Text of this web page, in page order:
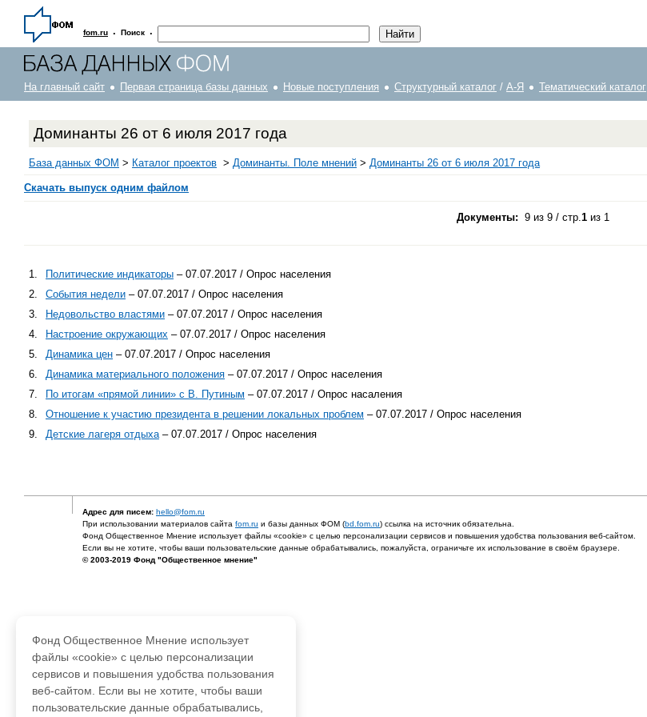
fom.ru · Поиск ·
На главный сайт Первая страница базы данных Новые поступления Структурный каталог / А-Я Тематический каталог
Доминанты 26 от 6 июля 2017 года
База данных ФОМ > Каталог проектов > Доминанты. Поле мнений > Доминанты 26 от 6 июля 2017 года
Скачать выпуск одним файлом
Документы: 9 из 9 / стр. 1из 1
1. Политические индикаторы – 07.07.2017 / Опрос населения
2.
События недели – 07.07.2017 / Опрос населения
3.
Недовольство властями – 07.07.2017 / Опрос населения
4.
Настроение окружающих – 07.07.2017 / Опрос населения
5.
Динамика цен – 07.07.2017 / Опрос населения
6.
Динамика материального положения – 07.07.2017 / Опрос населения
7.
По итогам «прямой линии» с В. Путиным – 07.07.2017 / Опрос насаления
8.
Отношение к участию президента в решении локальных проблем – 07.07.2017 / Опрос населения
9.
Детские лагеря отдыха – 07.07.2017 / Опрос населения
Адрес для писем: hello@fom.ru
При использовании материалов сайта fom.ru и базы данных ФОМ (bd.fom.ru) ссылка на источник обязательна.
Фонд Общественное Мнение использует файлы «cookie» с целью персонализации сервисов и повышения удобства пользования веб-сайтом.
Если вы не хотите, чтобы ваши пользовательские данные обрабатывались, пожалуйста, ограничьте их использование в своём браузере.
© 2003-2019 Фонд "Общественное мнение"
Фонд Общественное Мнение использует
файлы «cookie» с целью персонализации
сервисов и повышения удобства пользования
веб-сайтом. Если вы не хотите, чтобы ваши
пользовательские данные обрабатывались,